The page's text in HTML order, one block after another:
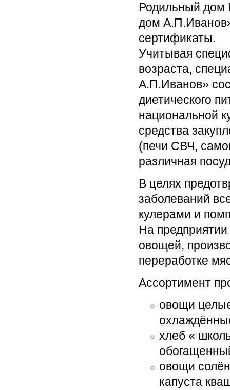
Родильный
дом
сертификаты.
Учитывая
возраста,
А.П.Иванов»
диетического
национальной
средства
(печи СВЧ,
различная
В целях
заболеваний
кулерами и
На
овощей,
переработке
Ассортимент
овощи
хлеб «
овощи
капуста